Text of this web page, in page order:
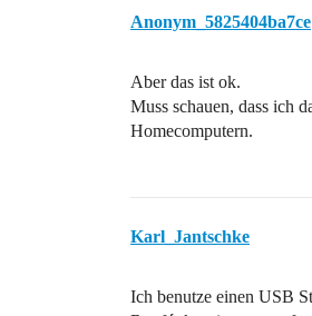
Anonym_5825404ba7ce
Aber das ist ok.
Muss schauen, dass ich
Homecomputern.
Karl_Jantschke
Ich benutze einen USB